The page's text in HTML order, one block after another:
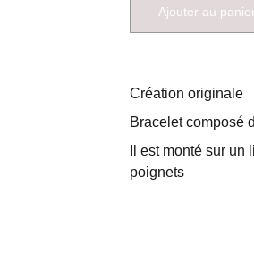
Ajouter au panier
Création originale
Bracelet composé
Il est monté sur
poignets